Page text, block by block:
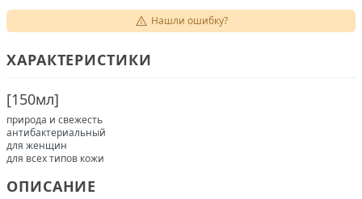
Нашли ошибку?
ХАРАКТЕРИСТИКИ
[150мл]
природа и свежесть
антибактериальный
для женщин
для всех типов кожи
ОПИСАНИЕ